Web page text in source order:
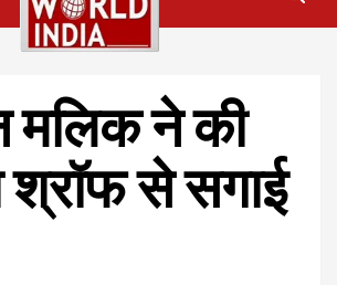
मलिक ने की
से सगाई